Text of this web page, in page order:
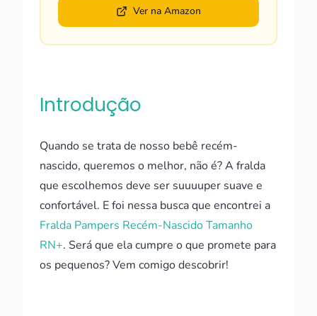
Ver na Amazon
Introdução
Quando se trata de nosso bebê recém-
nascido, queremos o melhor, não é? A fralda
que escolhemos deve ser suuuuper suave e
confortável. E foi nessa busca que encontrei a
Fralda Pampers Recém-Nascido Tamanho
RN+. Será que ela cumpre o que promete para
os pequenos? Vem comigo descobrir!